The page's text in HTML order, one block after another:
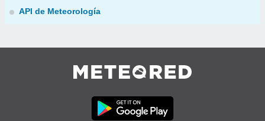
API de Meteorología